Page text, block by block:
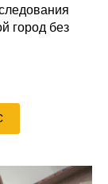
город без